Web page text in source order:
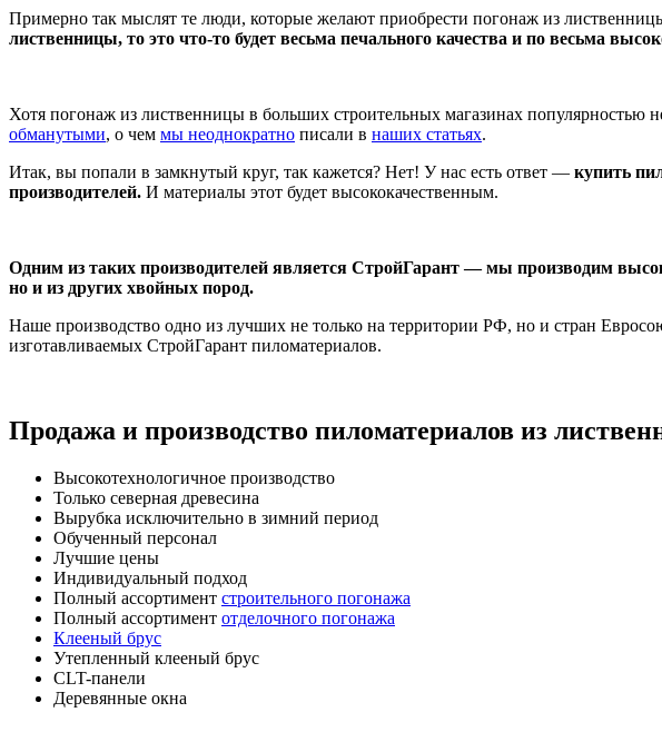
Примерно так мыслят те люди, которые желают приобрести погонаж из
лиственницы, то это что-то будет весьма печального качества и по весьма
Хотя погонаж из лиственницы в больших строительных магазинах популярностью
обманутыми, о чем мы неоднократно писали в наших статьях.
Итак, вы попали в замкнутый круг, так кажется? Нет! У нас есть ответ — купить
производителей. И материалы этот будет высококачественным.
Одним из таких производителей является СтройГарант — мы производим
но и из других хвойных пород.
Наше производство одно из лучших не только на территории РФ, но и стран
изготавливаемых СтройГарант пиломатериалов.
Продажа и производство пиломатериалов из
Высокотехнологичное производство
Только северная древесина
Вырубка исключительно в зимний период
Обученный персонал
Лучшие цены
Индивидуальный подход
Полный ассортимент строительного погонажа
Полный ассортимент отделочного погонажа
Клееный брус
Утепленный клееный брус
CLT-панели
Деревянные окна